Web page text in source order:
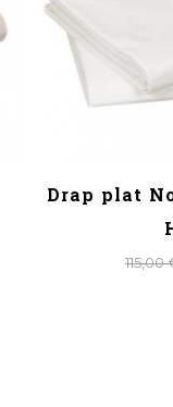
Drap plat
115,00